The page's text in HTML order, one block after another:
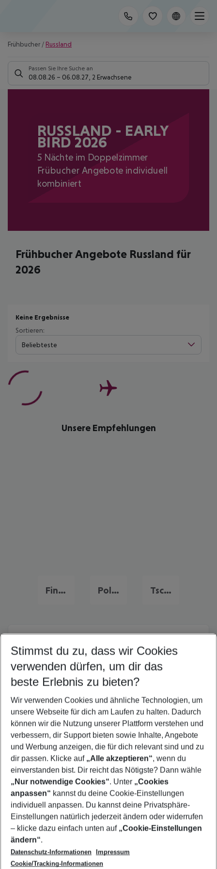
Frühbucher / Russland
Passen Sie Ihre Suche an
08.08.26 – 06.08.27 2 Erwachsene
RUSSLAND - EARLY
BIRD 2026
5 Nächte im Doppelzimmer
Frübucher Angebote individuell
kombiniert
Frühbucher Angebote Russland für
2026
Keine Ergebnisse
Sortieren:
Beliebteste
Unsere Empfehlungen
Finnland Frühbucher Angebote Polen Flug & Hotel Tschechien Flug & Hotel
Quicklinks
Pauschalreisen Russland
Familienurlaub Russland
Urlaub Russland
Flug & Hotel Russland
Last Minute Russland
Städtereisen Russland
Footer
Footer navigation
Über uns
AGB
Bestpreisgarantie
Cookie-Einstellungen ändern
Agenturbetreuung
Barrierefreies Reisen
Folge uns
Stimmst du zu, dass wir Cookies
verwenden dürfen, um dir das
beste Erlebnis zu bieten?
Wir verwenden Cookies und ähnliche Technologien, um
unsere Webseite für dich am Laufen zu halten. Dadurch
können wir die Nutzung unserer Plattform verstehen und
verbessern, dir Support bieten sowie Inhalte, Angebote
und Werbung anzeigen, die für dich relevant sind und zu
dir passen. Klicke auf „Alle akzeptieren“, wenn du
einverstanden bist. Dir reicht das Nötigste? Dann wähle
„Nur notwendige Cookies“. Unter „Cookies
anpassen“ kannst du deine Cookie-Einstellungen
individuell anpassen. Du kannst deine Privatsphäre-
Einstellungen natürlich jederzeit ändern oder widerrufen
– klicke dazu einfach unten auf „Cookie-Einstellungen
ändern“.
Datenschutz-Informationen
Impressum
Cookie/Tracking-Informationen